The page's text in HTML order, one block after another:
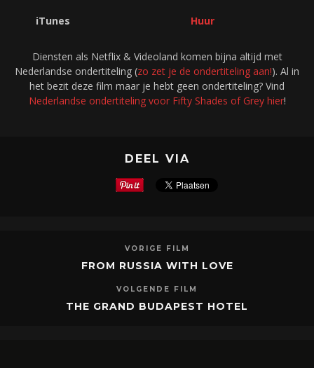
iTunes Huur
Diensten als Netflix & Videoland komen bijna altijd met
Nederlandse ondertiteling (zo zet je de ondertiteling aan!). Al in
het bezit deze film maar je hebt geen ondertiteling? Vind
Nederlandse ondertiteling voor Fifty Shades of Grey hier!
DEEL VIA
VORIGE FILM
FROM RUSSIA WITH LOVE
VOLGENDE FILM
THE GRAND BUDAPEST HOTEL